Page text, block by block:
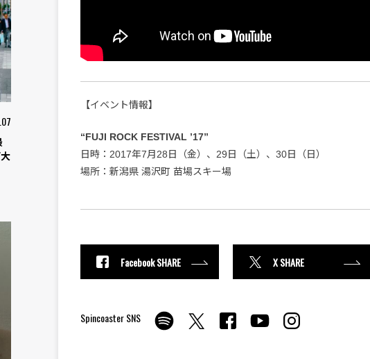
【イベント情報】
“FUJI ROCK FESTIVAL ’17”
日時：2017年7月28日（金）、29日（土）、30日（日）
場所：新潟県 湯沢町 苗場スキー場
Facebook SHARE X SHARE
Spincoaster SNS